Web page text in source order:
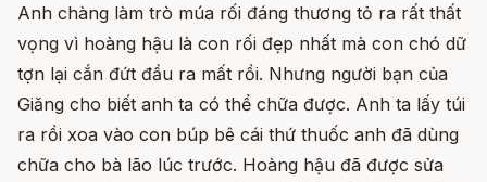
Anh chàng làm trò múa rối đáng thương tỏ ra rất thất
vọng vì hoàng hậu là con rối đẹp nhất mà con chó dữ
tợn lại cắn đứt đầu ra mất rồi. Nhưng người bạn của
Giăng cho biết anh ta có thể chữa được. Anh ta lấy túi
ra rồi xoa vào con búp bê cái thứ thuốc anh đã dùng
chữa cho bà lão lúc trước. Hoàng hậu đã được sửa